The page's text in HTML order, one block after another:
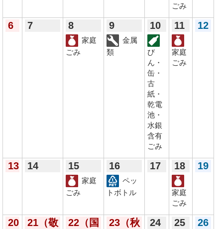
ごみ
6 7 8
家庭
ごみ
9
金属
類
10
び
ん・
缶・
古
紙・
乾電
池・
水銀
含有
ごみ
11
家庭
ごみ
12
13 14 15
家庭
ごみ
16
ペッ
トボトル
17 18
家庭
ごみ
19
20 21 （敬
22 （国
23 （秋
24 25 26